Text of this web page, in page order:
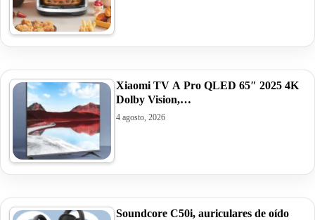
Xiaomi TV A Pro QLED 65″ 2025 4K
Dolby Vision,…
4 agosto, 2026
Soundcore C50i, auriculares de oído